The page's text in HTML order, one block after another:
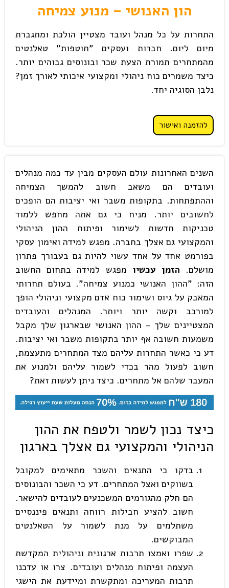
הון האנושי – מנוע צמיחה
התחרות על כל מנהל ועובד מצטיין הולכת ומתגברת
מיום ליום. חברות ועסקים "חוטפות" טאלנטים
מהמתחרים תמורת הצעת שכר ובונוסים גבוהים יותר.
כיצד משמרים כוח ניהולי ומקצועי איכותי לאורך זמן?
נלבן הסוגיה יחד.
להזמנה ואישור
השנים האחרונות עולם העסקים מבין עד כמה מנהלים
ועובדים הם משאב חשוב להמשך הצמיחה
וההתפתחות. בתקופות משבר ואי יציבות הם הופכים
לחשובים יותר. מניח כי גם אתה מחפש ללמוד
טכניקות חדשות לשימור ופיתוח ההון הניהולי
והמקצועי גם אצלך בחברה. מפגש למידה ואימון עסקי
בפורמט אחד על אחד עשוי להיות גם בעבורך פתרון
מושלם. הזמן עכשיומפגש למידה בתחום החשוב
הזה: "ההון האנושי כמנוע צמיחה". בעולם תחרותי
המאבק על גיוס ושימור כוח אדם מקצועי וניהולי הופך
למורכב וקשה יותר ויותר. המנהלים והעובדים
המצטיינים שלך – ההון האנושי שבארגון שלך מקבל
משמעות חשובה אף יותר בתקופות משבר ואי יציבות.
דע כי כאשר התחרות עליהם מצד המתחרים מתעצמת,
חשוב לפעול מהר בכדי לשמור עליהם ולמנוע את
המעבר שלהם אל מתחרים. כיצד ניתן לעשות זאת?
כיצד נכון לשמר ולטפח את ההון
הניהולי והמקצועי גם אצלך בארגון
בדקו כי התנאים והשכר מתאימים למקובל
בשווקים ואצל המתחרים. דע כי השכר והבונוסים
הם חלק מהגורמים המשכנעים לעובדים להישאר.
חשוב להציע חבילות רווחה ותנאים פיננסיים
משתלמים על מנת לשמור על הטאלנטים
המבוקשים.
שפרו ואמצו תרבות ארגונית וניהולית המקדשת
העצמה ופיתוח מנהלים ועובדים. צרו או עדכנו
תרבות המעריכה ומתקשרת ומיידעת את הישגי